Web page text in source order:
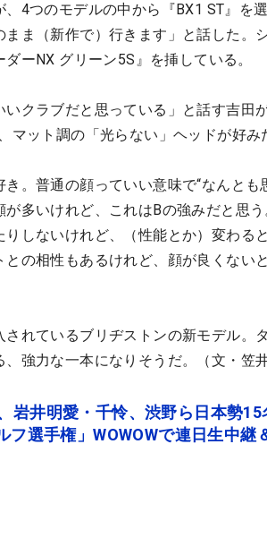
、4つのモデルの中から『BX1 ST』を
ま（新作で）行きます」と話した。
ーNX グリーン5S』を挿している。
いクラブだと思っている」と話す吉田
マット調の「光らない」ヘッドが好み
き。普通の顔っていい意味で“なんと
が多いけれど、これはBの強みだと思
りしないけれど、（性能とか）変わる
の相性もあるけれど、顔が良くない
されているブリヂストンの新モデル。
強力な一本になりそうだ。（文・笠井
岩井明愛・千怜、渋野ら日本勢
フ選手権」WOWOWで連日生中